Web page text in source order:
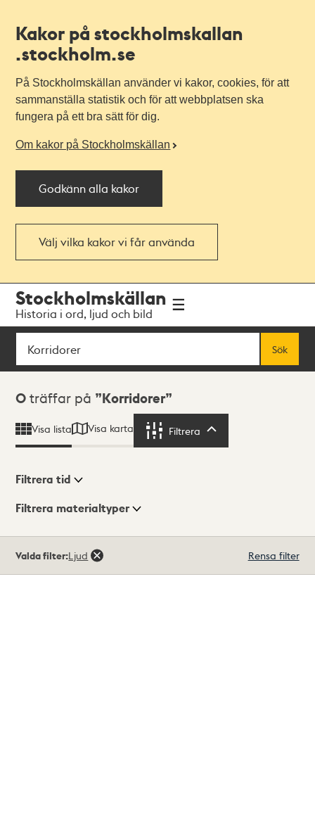
Kakor på stockholmskallan
.stockholm.se
På Stockholmskällan använder vi kakor, cookies, för att
sammanställa statistik och för att webbplatsen ska
fungera på ett bra sätt för dig.
Om kakor på Stockholmskällan
Godkänn alla kakor
Välj vilka kakor vi får använda
navigationen
huvudinnehållet
Stockholmskällan
Historia i ord, ljud och bild
Sök
Sök
Sökresultat
0 träffar på Korridorer
Visa lista Visa karta Filtrera
Visningsläge
Filtrera tid
Filtrera materialtyper
träffar
Valda filter:Ljud Rensa filter